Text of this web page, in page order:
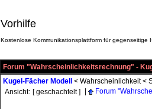
Vorhilfe
Kostenlose Kommunikationsplattform für gegenseitige
Forum "Wahrscheinlichkeitsrechnung" -
Kugel-Fächer Modell
< Wahrscheinlichkeit<
Ansicht: [ geschachtelt ] Forum